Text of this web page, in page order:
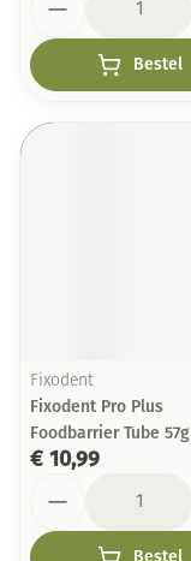
Bestel
Fixodent
Fixodent Pro Plus
Foodbarrier Tube 57g
€ 10,99
Bestel